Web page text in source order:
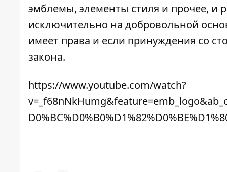
эмблемы, элементы стиля и прочее, и
исключительно на добровольной
имеет права и если принуждения со
закона.
https://www.youtube.com/watch?